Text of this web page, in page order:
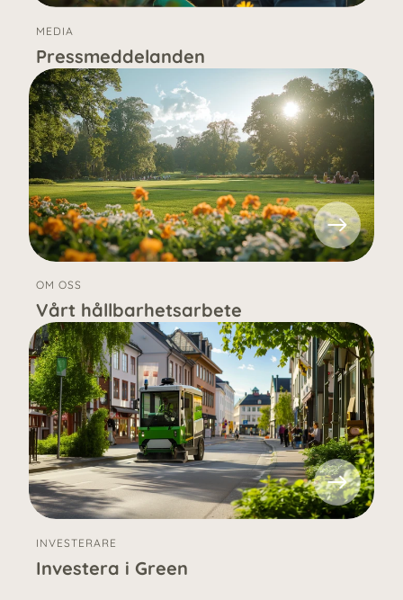
MEDIA
Pressmeddelanden
OM OSS
Vårt hållbarhetsarbete
INVESTERARE
Investera i Green